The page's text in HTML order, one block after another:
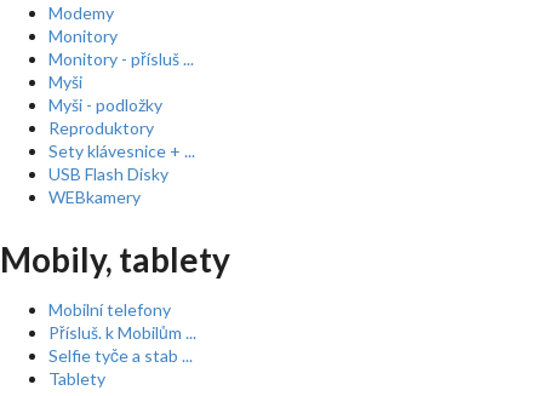
Modemy
Monitory
Monitory - přísluš ...
Myši
Myši - podložky
Reproduktory
Sety klávesnice + ...
USB Flash Disky
WEBkamery
Mobily, tablety
Mobilní telefony
Přísluš. k Mobilům ...
Selfie tyče a stab ...
Tablety